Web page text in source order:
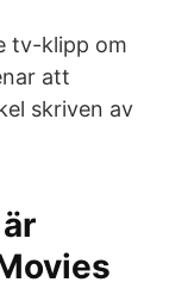
tv-klipp om
att
skriven av